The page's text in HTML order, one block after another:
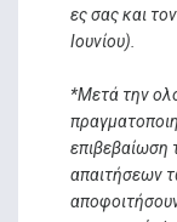
ες σας και
Ιουνίου).
*Μετά την
απαιτήσεων